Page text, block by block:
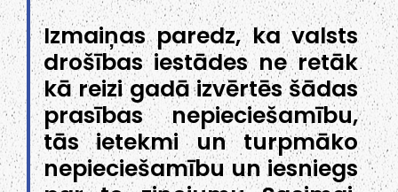
Izmaiņas paredz, ka valsts
drošības iestādes ne retāk
kā reizi gadā izvērtēs šādas
prasības nepieciešamību,
tās ietekmi un turpmāko
nepieciešamību un iesniegs